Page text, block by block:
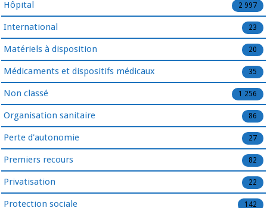
Hôpital 2 997
International 23
Matériels à disposition 20
Médicaments et dispositifs médicaux 35
Non classé 1 256
Organisation sanitaire 86
Perte d'autonomie 27
Premiers recours 82
Privatisation 22
Protection sociale 142